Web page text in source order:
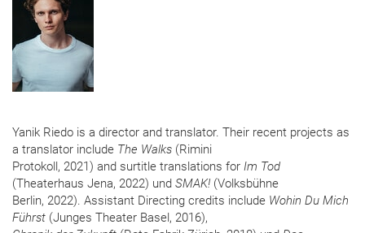
Yanik Riedo is a director and translator. Their recent projects as
a translator include The Walks (Rimini
Protokoll, 2021) and surtitle translations for Im Tod
(Theaterhaus Jena, 2022) und SMAK! (Volksbühne
Berlin, 2022). Assistant Directing credits include Wohin Du Mich
Führst (Junges Theater Basel, 2016),